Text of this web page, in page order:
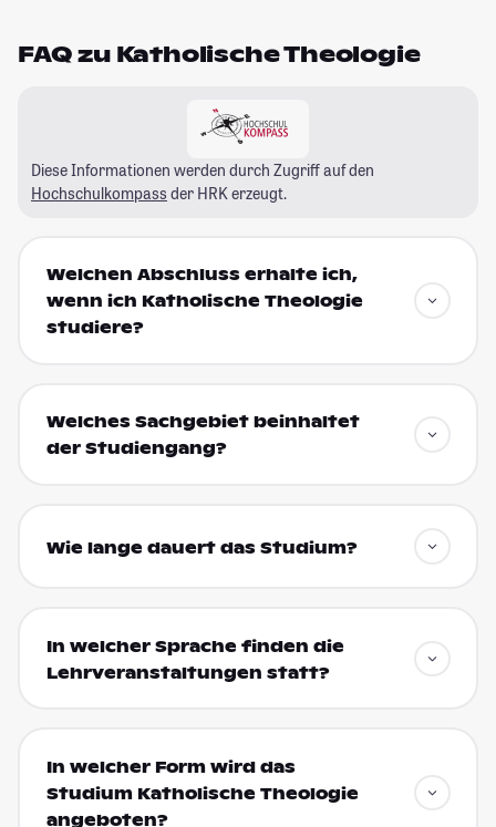
FAQ zu Katholische Theologie
Diese Informationen werden durch Zugriff auf den
Hochschulkompass der HRK erzeugt.
Welchen Abschluss erhalte ich,
wenn ich Katholische Theologie
studiere?
Welches Sachgebiet beinhaltet
der Studiengang?
Wie lange dauert das Studium?
In welcher Sprache finden die
Lehrveranstaltungen statt?
In welcher Form wird das
Studium Katholische Theologie
angeboten?